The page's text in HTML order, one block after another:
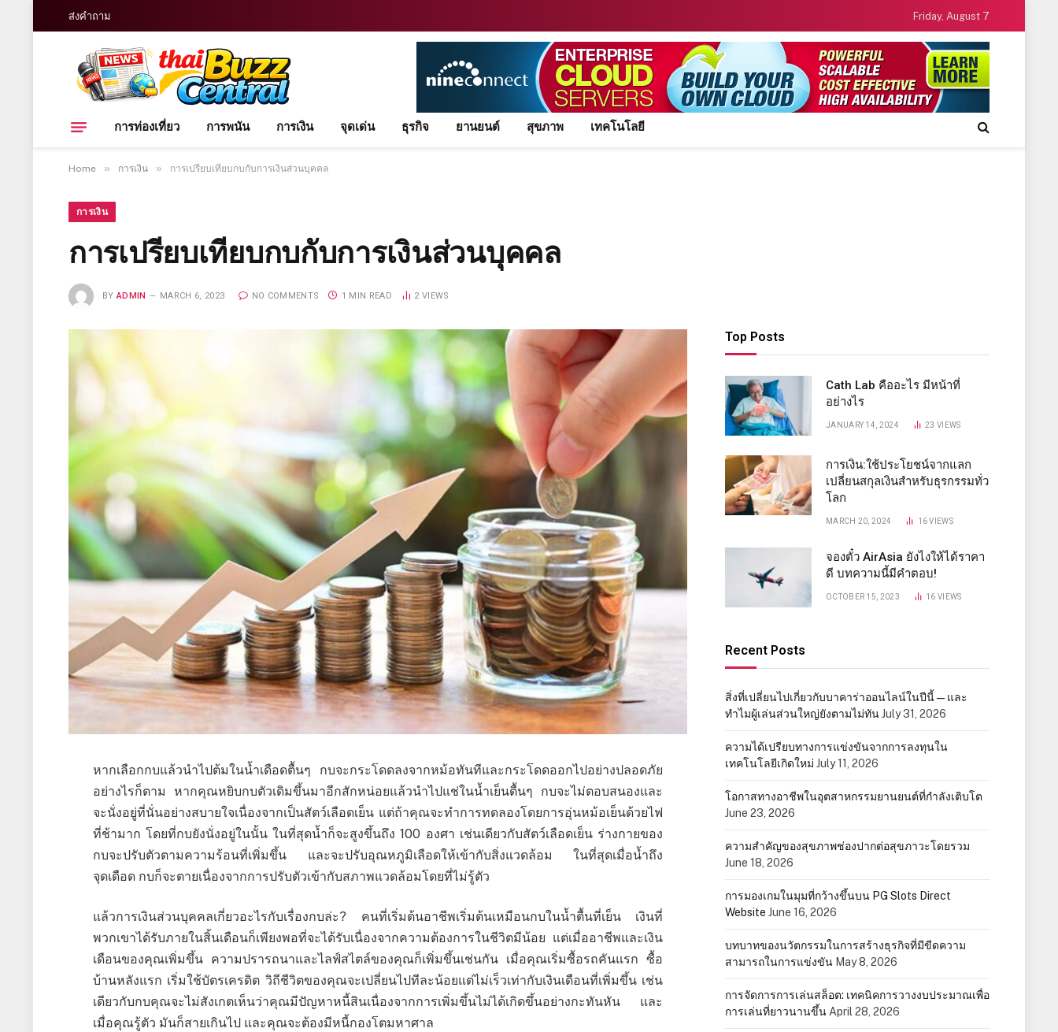
ส่งคำถาม Friday, August 7
การท่องเที่ยว การพนัน การเงิน จุดเด่น ธุรกิจ ยานยนต์ สุขภาพ เทคโนโลยี
Home » การเงิน » การเปรียบเทียบกบกับการเงินส่วนบุคคล
การเงิน
การเปรียบเทียบกบกับการเงินส่วนบุคคล
BY ADMIN MARCH 6, 2023 NO COMMENTS 1 MIN READ 2 VIEWS
หากเลือกกบแล้วนำไปต้มในน้ำเดือดตื้นๆ กบจะกระโดดลงจากหม้อทันทีและกระโดดออกไปอย่างปลอดภัย
อย่างไรก็ตาม หากคุณหยิบกบตัวเดิมขึ้นมาอีกสักหน่อยแล้วนำไปแช่ในน้ำเย็นตื้นๆ กบจะไม่ตอบสนองและ
จะนั่งอยู่ที่นั่นอย่างสบายใจเนื่องจากเป็นสัตว์เลือดเย็น แต่ถ้าคุณจะทำการทดลองโดยการอุ่นหม้อเย็นด้วยไฟ
ที่ช้ามาก โดยที่กบยังนั่งอยู่ในนั้น ในที่สุดน้ำก็จะสูงขึ้นถึง 100 องศา เช่นเดียวกับสัตว์เลือดเย็น ร่างกายของ
กบจะปรับตัวตามความร้อนที่เพิ่มขึ้น และจะปรับอุณหภูมิเลือดให้เข้ากับสิ่งแวดล้อม ในที่สุดเมื่อน้ำถึง
จุดเดือด กบก็จะตายเนื่องจากการปรับตัวเข้ากับสภาพแวดล้อมโดยที่ไม่รู้ตัว
แล้วการเงินส่วนบุคคลเกี่ยวอะไรกับเรื่องกบล่ะ? คนที่เริ่มต้นอาชีพเริ่มต้นเหมือนกบในน้ำตื้นที่เย็น เงินที่
พวกเขาได้รับภายในสิ้นเดือนก็เพียงพอที่จะได้รับเนื่องจากความต้องการในชีวิตมีน้อย แต่เมื่ออาชีพและเงิน
เดือนของคุณเพิ่มขึ้น ความปรารถนาและไลฟ์สไตล์ของคุณก็เพิ่มขึ้นเช่นกัน เมื่อคุณเริ่มซื้อรถคันแรก ซื้อ
บ้านหลังแรก เริ่มใช้บัตรเครดิต วิถีชีวิตของคุณจะเปลี่ยนไปทีละน้อยแต่ไม่เร็วเท่ากับเงินเดือนที่เพิ่มขึ้น เช่น
เดียวกับกบคุณจะไม่สังเกตเห็นว่าคุณมีปัญหาหนี้สินเนื่องจากการเพิ่มขึ้นไม่ได้เกิดขึ้นอย่างกะทันหัน และ
เมื่อคุณรู้ตัว มันก็สายเกินไป และคุณจะต้องมีหนี้กองโตมหาศาล
Top Posts
Cath Lab คืออะไร มีหน้าที่
อย่างไร
JANUARY 14, 2024 23VIEWS
การเงิน:ใช้ประโยชน์จากแลก
เปลี่ยนสกุลเงินสำหรับธุรกรรมทั่ว
โลก
MARCH 20, 2024 16VIEWS
จองตั๋ว AirAsia ยังไงให้ได้ราคา
ดี บทความนี้มีคำตอบ!
OCTOBER 15, 2023 16VIEWS
Recent Posts
สิ่งที่เปลี่ยนไปเกี่ยวกับบาคาร่าออนไลน์ในปีนี้ — และ
ทำไมผู้เล่นส่วนใหญ่ยังตามไม่ทันJuly 31, 2026
ความได้เปรียบทางการแข่งขันจากการลงทุนใน
เทคโนโลยีเกิดใหม่ July 11, 2026
โอกาสทางอาชีพในอุตสาหกรรมยานยนต์ที่กำลังเติบโต
June 23, 2026
ความสำคัญของสุขภาพช่องปากต่อสุขภาวะโดยรวม
June 18, 2026
การมองเกมในมุมที่กว้างขึ้นบน PG Slots Direct
Website June 16, 2026
บทบาทของนวัตกรรมในการสร้างธุรกิจที่มีขีดความ
สามารถในการแข่งขัน May 8, 2026
การจัดการการเล่นสล็อต: เทคนิคการวางงบประมาณเพื่อ
การเล่นที่ยาวนานขึ้น April 28, 2026